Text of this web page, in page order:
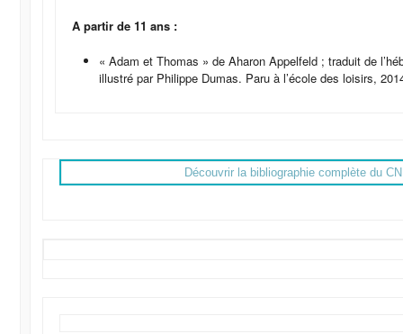
A partir de 11 ans :
« Adam et Thomas » de Aharon Appelfeld ; traduit de
illustré par Philippe Dumas. Paru à l’école des loisirs,
Découvrir la bibliographie complète du